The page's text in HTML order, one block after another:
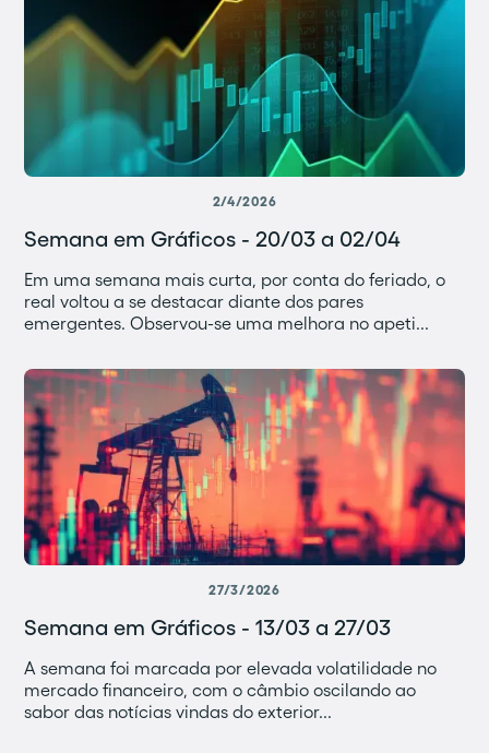
2/4/2026
Semana em Gráficos - 20/03 a 02/04
Em uma semana mais curta, por conta do feriado, o
real voltou a se destacar diante dos pares
emergentes. Observou-se uma melhora no apeti...
27/3/2026
Semana em Gráficos - 13/03 a 27/03
A semana foi marcada por elevada volatilidade no
mercado financeiro, com o câmbio oscilando ao
sabor das notícias vindas do exterior...